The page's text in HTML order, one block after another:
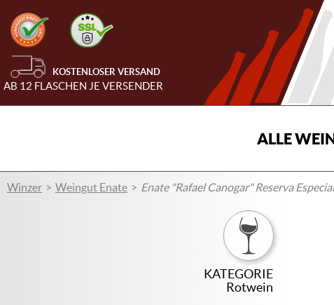
KOSTENLOSER VERSAND
AB 12 FLASCHEN JE VERSENDER
ALLE
Winzer Weingut Enate Enate "Rafael Canogar" Reserva Especial
KATEGORIE
Rotwein